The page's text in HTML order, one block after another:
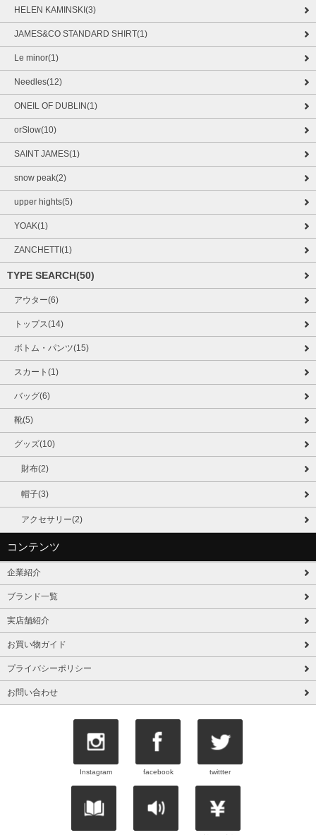
HELEN KAMINSKI(3)
JAMES&CO STANDARD SHIRT(1)
Le minor(1)
Needles(12)
ONEIL OF DUBLIN(1)
orSlow(10)
SAINT JAMES(1)
snow peak(2)
upper hights(5)
YOAK(1)
ZANCHETTI(1)
TYPE SEARCH(50)
アウター(6)
トップス(14)
ボトム・パンツ(15)
スカート(1)
バッグ(6)
靴(5)
グッズ(10)
財布(2)
帽子(3)
アクセサリー(2)
コンテンツ
企業紹介
ブランド一覧
実店舗紹介
お買い物ガイド
プライバシーポリシー
お問い合わせ
Instagram facebook twittter